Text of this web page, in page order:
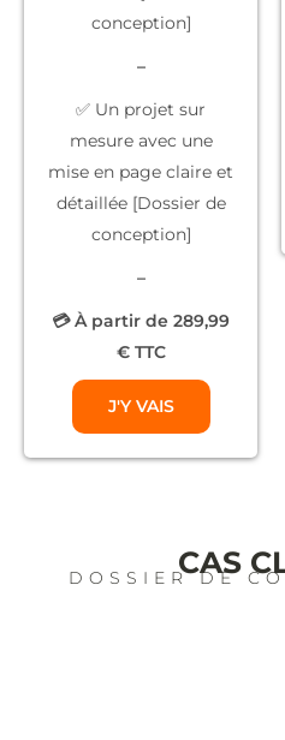
conception]
–
✅ Un projet sur
mesureavec une
mise en page claire et
détaillée [Dossier de
conception]
–
💳 À partir de 289,99
€ TTC
J'Y VAIS
CAS
DOSSIER DE